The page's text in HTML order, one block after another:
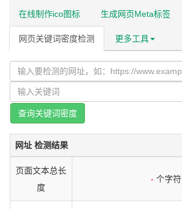
在线制作ico图标 生成网页Meta标签
网页关键词密度检测 更多工具
查询关键词密度
网址 检测结果
页面文本总长
度
- 个字符